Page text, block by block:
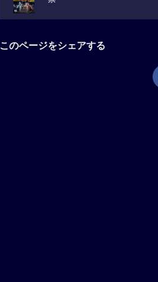
このページをシェアする